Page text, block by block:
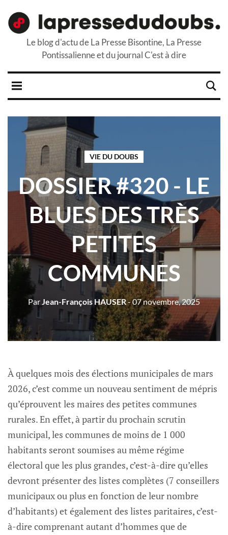
Le blog d'actu de La Presse Bisontine, La Presse
Pontissalienne et du journal C'est à dire
VIE DU DOUBS
DOSSIER #320 - LE
BLUES DES TRÈS
PETITES
COMMUNES
Par Jean-François HAUSER- 07 novembre, 2025
À quelques mois des élections municipales de mars
2026, c’est comme un nouveau sentiment de mépris
qu’éprouvent les maires des petites communes
rurales. En effet, à partir du prochain scrutin
municipal, les communes de moins de 1 000
habitants seront soumises au même régime
électoral que les plus grandes, c’est-à-dire qu’elles
devront présenter des listes complètes (7 conseillers
municipaux ou plus en fonction de leur nombre
d’habitants) et également des listes paritaires, c’est-
à-dire comprenant autant d’hommes que de